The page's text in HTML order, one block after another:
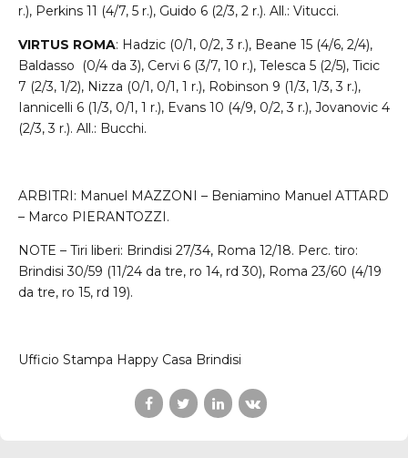
r.), Perkins 11 (4/7, 5 r.), Guido 6 (2/3, 2 r.). All.: Vitucci.
VIRTUS ROMA: Hadzic (0/1, 0/2, 3 r.), Beane 15 (4/6, 2/4),
Baldasso (0/4 da 3), Cervi 6 (3/7, 10 r.), Telesca 5 (2/5), Ticic
7 (2/3, 1/2), Nizza (0/1, 0/1, 1 r.), Robinson 9 (1/3, 1/3, 3 r.),
Iannicelli 6 (1/3, 0/1, 1 r.), Evans 10 (4/9, 0/2, 3 r.), Jovanovic 4
(2/3, 3 r.). All.: Bucchi.
ARBITRI: Manuel MAZZONI – Beniamino Manuel ATTARD
– Marco PIERANTOZZI.
NOTE – Tiri liberi: Brindisi 27/34, Roma 12/18. Perc. tiro:
Brindisi 30/59 (11/24 da tre, ro 14, rd 30), Roma 23/60 (4/19
da tre, ro 15, rd 19).
Ufficio Stampa Happy Casa Brindisi